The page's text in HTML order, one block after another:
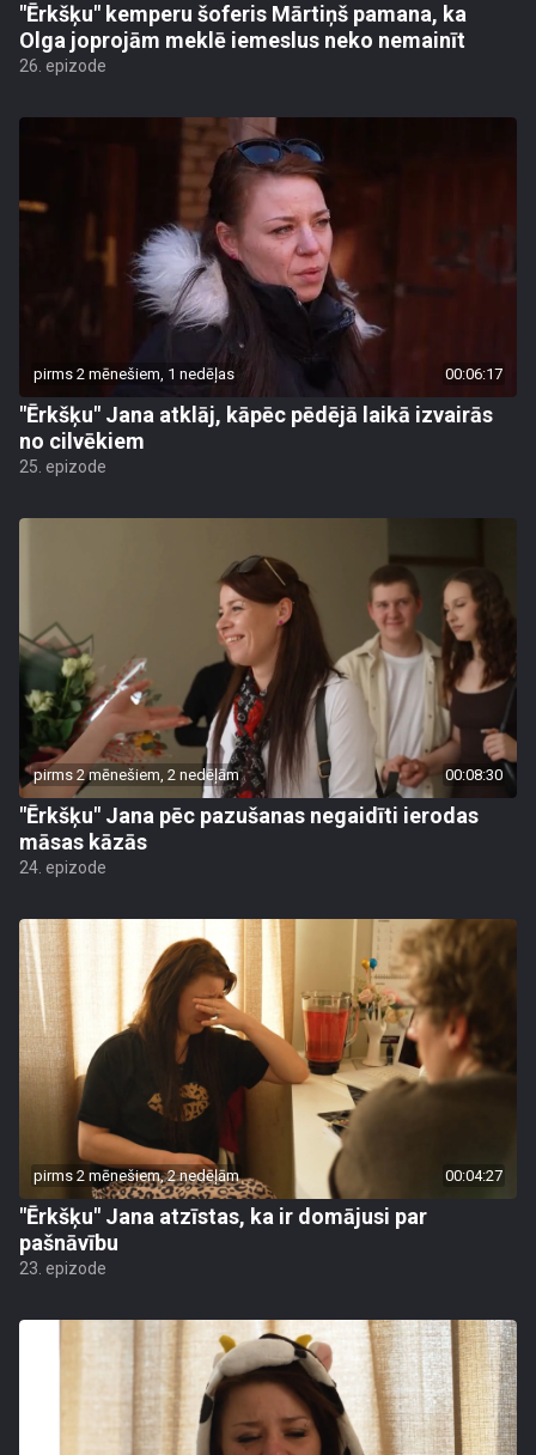
"Ērkšķu" kemperu šoferis Mārtiņš pamana, ka
Olga joprojām meklē iemeslus neko nemainīt
26. epizode
pirms 2 mēnešiem, 1 nedēļas 00:06:17
"Ērkšķu" Jana atklāj, kāpēc pēdējā laikā izvairās
no cilvēkiem
25. epizode
pirms 2 mēnešiem, 2 nedēļām 00:08:30
"Ērkšķu" Jana pēc pazušanas negaidīti ierodas
māsas kāzās
24. epizode
pirms 2 mēnešiem, 2 nedēļām 00:04:27
"Ērkšķu" Jana atzīstas, ka ir domājusi par
pašnāvību
23. epizode